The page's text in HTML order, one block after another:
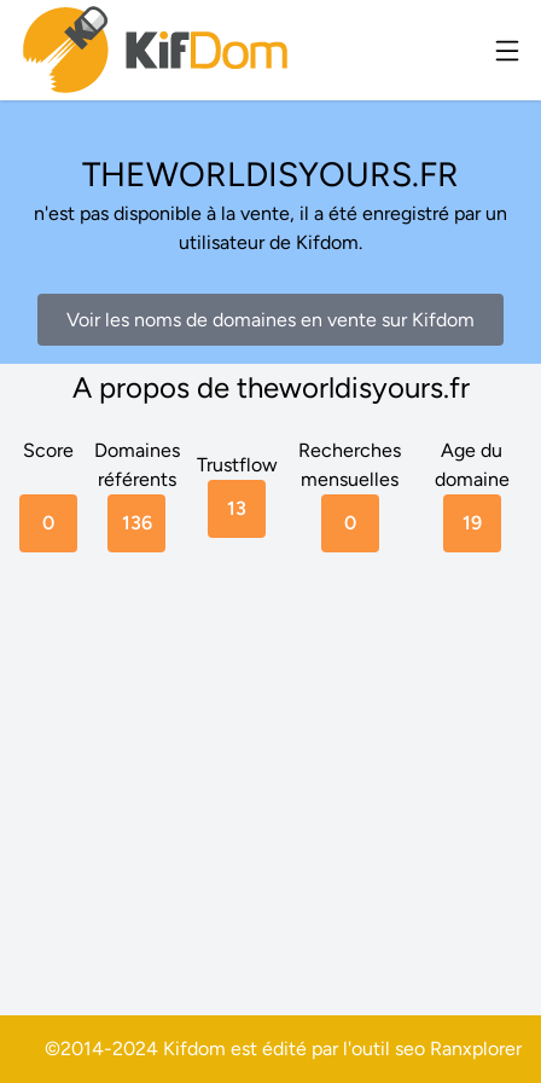
THEWORLDISYOURS.FR
n'est pas disponible à la vente, il a été enregistré par un
utilisateur de Kifdom.
Voir les noms de domaines en vente sur Kifdom
A propos de theworldisyours.fr
Score
0
Domaines
référents
136
Trustflow
13
Recherches
mensuelles
0
Age du
domaine
19
©2014-2024 Kifdom est édité par l'outil seo Ranxplorer